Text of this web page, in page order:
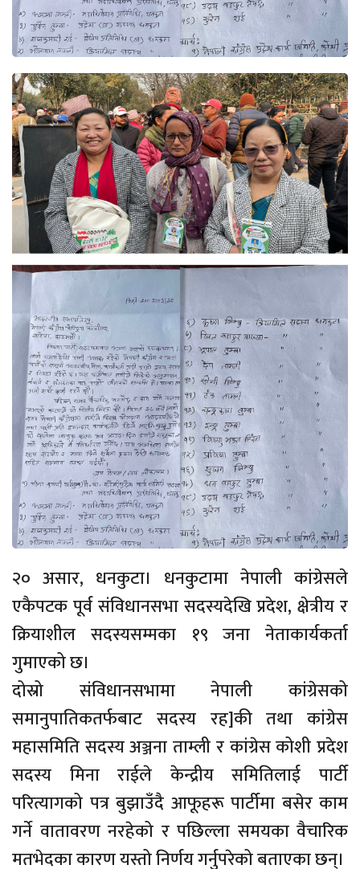
२० असार, धनकुटा। धनकुटामा नेपाली कांग्रेसले
एकैपटक पूर्व संविधानसभा सदस्यदेखि प्रदेश, क्षेत्रीय र
क्रियाशील सदस्यसम्मका १९ जना नेताकार्यकर्ता
गुमाएको छ।
दोस्रो संविधानसभामा नेपाली कांग्रेसको
समानुपातिकतर्फबाट सदस्य रह]की तथा कांग्रेस
महासमिति सदस्य अञ्जना ताम्ली र कांग्रेस कोशी प्रदेश
सदस्य मिना राईले केन्द्रीय समितिलाई पार्टी
परित्यागको पत्र बुझाउँदै आफूहरू पार्टीमा बसेर काम
गर्ने वातावरण नरहेको र पछिल्ला समयका वैचारिक
मतभेदका कारण यस्तो निर्णय गर्नुपरेको बताएका छन्।